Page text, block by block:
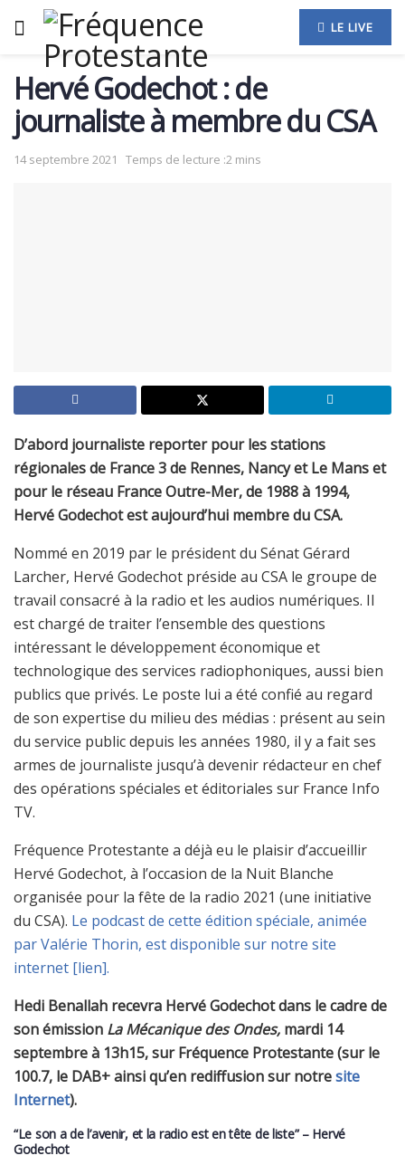
LE LIVE
Hervé Godechot : de
journaliste à membre du CSA
14 septembre 2021 Temps de lecture :2 mins
D’abord journaliste reporter pour les stations
régionales de France 3 de Rennes, Nancy et Le Mans et
pour le réseau France Outre-Mer, de 1988 à 1994,
Hervé Godechot est aujourd’hui membre du CSA.
Nommé en 2019 par le président du Sénat Gérard
Larcher, Hervé Godechot préside au CSA le groupe de
travail consacré à la radio et les audios numériques. Il
est chargé de traiter l’ensemble des questions
intéressant le développement économique et
technologique des services radiophoniques, aussi bien
publics que privés. Le poste lui a été confié au regard
de son expertise du milieu des médias : présent au sein
du service public depuis les années 1980, il y a fait ses
armes de journaliste jusqu’à devenir rédacteur en chef
des opérations spéciales et éditoriales sur France Info
TV.
Fréquence Protestante a déjà eu le plaisir d’accueillir
Hervé Godechot, à l’occasion de la Nuit Blanche
organisée pour la fête de la radio 2021 (une initiative
du CSA). Le podcast de cette édition spéciale, animée
par Valérie Thorin, est disponible sur notre site
internet [lien].
Hedi Benallah recevra Hervé Godechot dans le cadre de
son émission La Mécanique des Ondes, mardi 14
septembre à 13h15, sur Fréquence Protestante (sur le
100.7, le DAB+ ainsi qu’en rediffusion sur notresite
Internet).
“Le son a de l’avenir, et la radio est en tête de liste” – Hervé
Godechot